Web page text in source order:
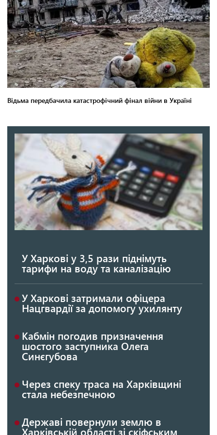
У Харкові у 3,5 рази піднімуть
тарифи на воду та каналізацію
У Харкові затримали офіцера
Нацгвардії за допомогу ухилянту
Кабмін погодив призначення
шостого заступника Олега
Синєгубова
Через спеку траса на Харківщині
стала небезпечною
Державі повернули землю в
Харківській області зі скіфським